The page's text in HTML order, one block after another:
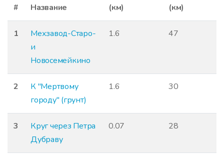
# Название
(км)
(км)
1
Мехзавод-Старо-
и
Новосемейкино
1.6 47
2
К "Мертвому
городу" (грунт)
1.6 30
3
Круг через Петра
Дубраву
0.07 28